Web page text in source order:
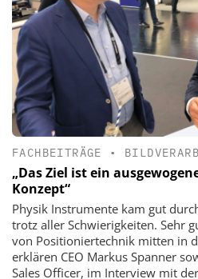
FACHBEITRÄGE •
„Das Ziel ist ein
Konzept“
Physik Instrumente kam gut
trotz aller Schwierigkeiten. Sehr
von Positioniertechnik mitten in
erklären CEO Markus Spanner
Sales Officer, im Interview mit